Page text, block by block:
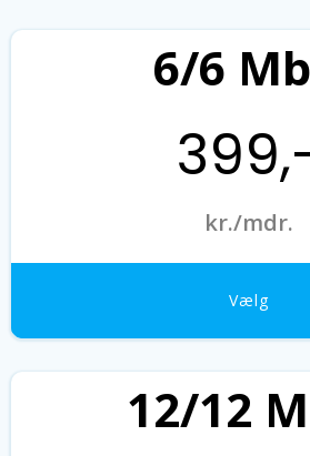
6/6
kr./mdr.
Vælg
12/12